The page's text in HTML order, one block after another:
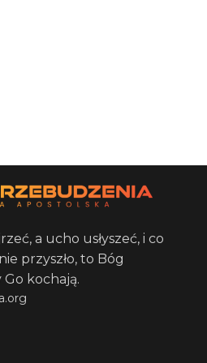
a ucho usłyszeć, i co
przyszło, to Bóg
kochają.